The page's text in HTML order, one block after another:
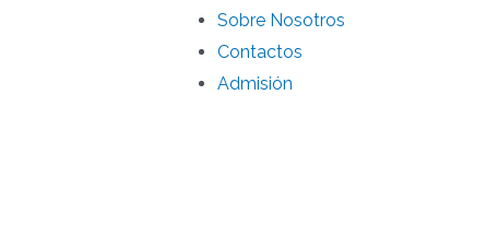
Sobre Nosotros
Contactos
Admisión